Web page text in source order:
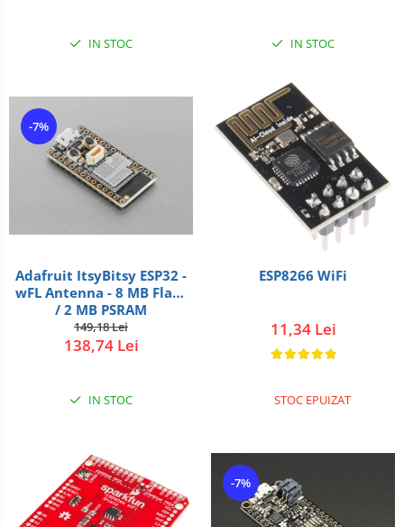
IN STOC IN STOC
-7%
Adafruit ItsyBitsy ESP32 -
wFL Antenna - 8 MB Flash
/ 2 MB PSRAM
149,18 Lei
138,74 Lei
IN STOC
ESP8266 WiFi
11,34 Lei
STOC EPUIZAT
-7%